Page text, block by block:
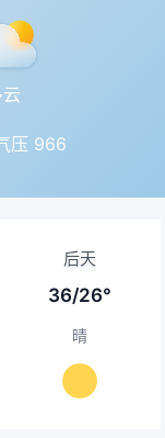
压 966
后天
36/26°
晴